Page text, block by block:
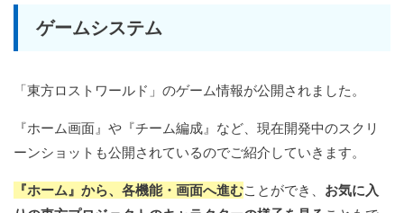
ゲームシステム
「東方ロストワールド」のゲーム情報が公開されました。
『ホーム画面』や『チーム編成』など、現在開発中のスクリ
ーンショットも公開されているのでご紹介していきます。
『ホーム』から、各機能・画面へ進むことができ、 お気に入